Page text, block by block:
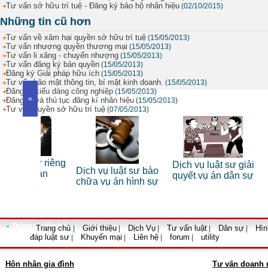
Tư vấn sở hữu trí tuệ - Đăng ký bảo hộ nhãn hiệu (02/10/2015)
Những tin cũ hơn
Tư vấn về xâm hại quyền sở hữu trí tuệ (15/05/2013)
Tư vấn nhượng quyền thương mại (15/05/2013)
Tư vấn li xăng - chuyển nhượng (15/05/2013)
Tư vấn đăng ký bản quyền (15/05/2013)
Đăng ký Giải pháp hữu ích (15/05/2013)
Tư vấn bảo mật thông tin, bí mật kinh doanh. (15/05/2013)
Đăng kí kiểu dáng công nghiệp (15/05/2013)
Đăng kí và thủ tục đăng kí nhãn hiệu (15/05/2013)
Tư vấn quyền sở hữu trí tuệ (07/05/2013)
«
Dịch vụ luật sư bào
chữa vụ án hình sự
Dịch vụ luật sư giải
quyết vụ án dân sự
Tư
• Thông tin liên hệ
Trang chủ Giới thiệu Dịch Vụ Tư vấn luật Dân sự
đáp luật sư
Khuyến mại Liên hệ forum utility
Hôn nhân gia đình Tư vấn doanh